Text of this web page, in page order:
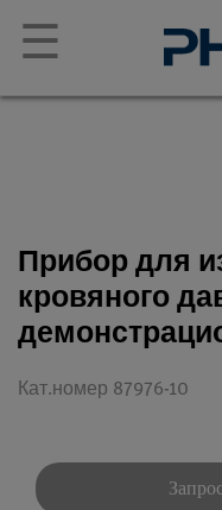
☰
Прибор для
кровяного
Кат.номер 87976-10